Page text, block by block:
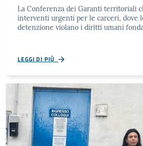
La Conferenza dei Garanti territoriali
interventi urgenti per le carceri, dove
detenzione violano i diritti umani
LEGGI DI PIÙ